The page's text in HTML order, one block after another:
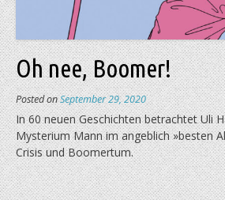
Oh nee, Boomer!
Posted onSeptember 29, 2020
In 60 neuen Geschichten betrachtet Uli
Mysterium Mann im angeblich »besten
Crisis und Boomertum.